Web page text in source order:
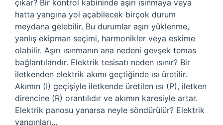
çıkar? Bir kontrol kabininde aşırı ısınmaya veya
hatta yangına yol açabilecek birçok durum
meydana gelebilir. Bu durumlar aşırı yüklenme,
yanlış ekipman seçimi, harmonikler veya eskime
olabilir. Aşırı ısınmanın ana nedeni gevşek temas
bağlantılarıdır. Elektrik tesisatı neden ısınır? Bir
iletkenden elektrik akımı geçtiğinde ısı üretilir.
Akımın (I) geçişiyle iletkende üretilen ısı (P), iletken
direncine (R) orantılıdır ve akımın karesiyle artar.
Elektrik panosu yanarsa neyle söndürülür? Elektrik
yangınları…